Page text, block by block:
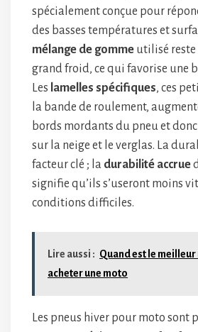
spécialement conçue pour
des basses températures et
mélange de gomme utilisé reste
grand froid, ce qui favorise une
Les lamelles spécifiques, ces
la bande de roulement,
bords mordants du pneu et donc
sur la neige et le verglas. La
facteur clé ; la durabilité accrue
signifie qu’ils s’useront moins
conditions difficiles.
Lire aussi : Quand est le
acheter une moto
Les pneus hiver pour moto sont